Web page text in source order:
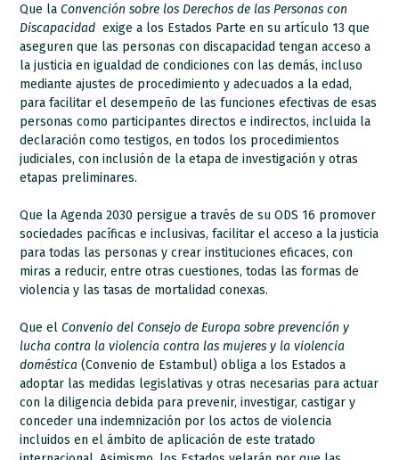
Que laConvención sobre los Derechos de las Personas con
Discapacidad exige a los Estados Parte en su artículo 13 que
aseguren que las personas con discapacidad tengan acceso a
la justicia en igualdad de condiciones con las demás, incluso
mediante ajustes de procedimiento y adecuados a la edad,
para facilitar el desempeño de las funciones efectivas de esas
personas como participantes directos e indirectos, incluida la
declaración como testigos, en todos los procedimientos
judiciales, con inclusión de la etapa de investigación y otras
etapas preliminares.
Que la Agenda 2030 persigue a través de su ODS 16 promover
sociedades pacíficas e inclusivas, facilitar el acceso a la justicia
para todas las personas y crear instituciones eficaces, con
miras a reducir, entre otras cuestiones, todas las formas de
violencia y las tasas de mortalidad conexas.
Que elConvenio del Consejo de Europa sobre prevención y
lucha contra la violencia contra las mujeres y la violencia
doméstica(Convenio de Estambul) obliga a los Estados a
adoptar las medidas legislativas y otras necesarias para actuar
con la diligencia debida para prevenir, investigar, castigar y
conceder una indemnización por los actos de violencia
incluidos en el ámbito de aplicación de este tratado